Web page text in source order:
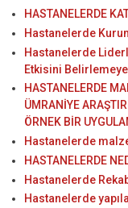
HASTANELERDE
Hastanelerde
Hastanelerde
Etkisini Belirlemeye
HASTANELERDE
ÜMRANİYE
ÖRNEK BİR
Hastanelerde
HASTANELERDE
Hastanelerde
Hastanelerde